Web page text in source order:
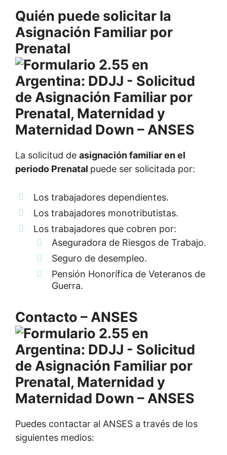
Quién puede solicitar la
Asignación Familiar por
Prenatal
La solicitud de asignación familiar en el
periodo Prenatal puede ser solicitada por:
Los trabajadores dependientes.
Los trabajadores monotributistas.
Los trabajadores que cobren por:
Aseguradora de Riesgos de Trabajo.
Seguro de desempleo.
Pensión Honorífica de Veteranos de
Guerra.
Contacto – ANSES
Puedes contactar al ANSES a través de los
siguientes medios: